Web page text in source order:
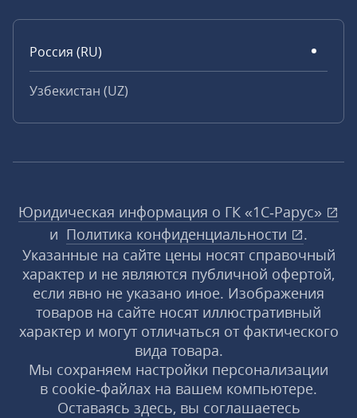
Россия (RU)
Узбекистан (UZ)
Юридическая информация о ГК «1С‑Рарус»
и Политика конфиденциальности
.
Указанные на сайте цены носят справочный
характер и не являются публичной офертой,
если явно не указано иное. Изображения
товаров на сайте носят иллюстративный
характер и могут отличаться от фактического
вида товара.
Мы сохраняем настройки персонализации
в cookie‑файлах на вашем компьютере.
Оставаясь здесь, вы соглашаетесь